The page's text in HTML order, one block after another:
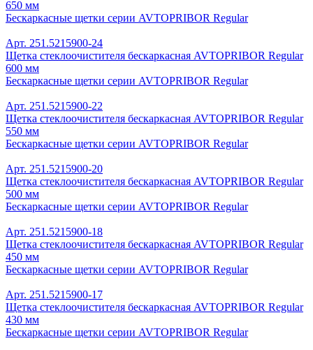
650 мм
Бескаркасные щетки серии AVTOPRIBOR Regular
Арт. 251.5215900-24
Щетка стеклоочистителя бескаркасная AVTOPRIBOR Regular
600 мм
Бескаркасные щетки серии AVTOPRIBOR Regular
Арт. 251.5215900-22
Щетка стеклоочистителя бескаркасная AVTOPRIBOR Regular
550 мм
Бескаркасные щетки серии AVTOPRIBOR Regular
Арт. 251.5215900-20
Щетка стеклоочистителя бескаркасная AVTOPRIBOR Regular
500 мм
Бескаркасные щетки серии AVTOPRIBOR Regular
Арт. 251.5215900-18
Щетка стеклоочистителя бескаркасная AVTOPRIBOR Regular
450 мм
Бескаркасные щетки серии AVTOPRIBOR Regular
Арт. 251.5215900-17
Щетка стеклоочистителя бескаркасная AVTOPRIBOR Regular
430 мм
Бескаркасные щетки серии AVTOPRIBOR Regular